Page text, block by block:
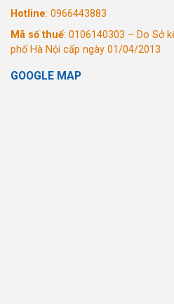
Hotline: 0966443883
Mã số thuế: 0106140303 – Do Sở
phố Hà Nội cấp ngày 01/04/2013
GOOGLE MAP